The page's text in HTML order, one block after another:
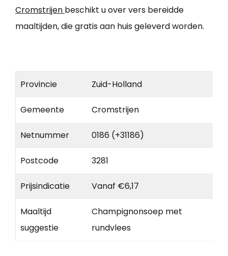
Cromstrijen beschikt u over vers bereidde
maaltijden, die gratis aan huis geleverd worden.
Provincie Zuid-Holland
Gemeente Cromstrijen
Netnummer 0186 (+31186)
Postcode 3281
Prijsindicatie Vanaf €6,17
Maaltijd
suggestie
Champignonsoep met
rundvlees